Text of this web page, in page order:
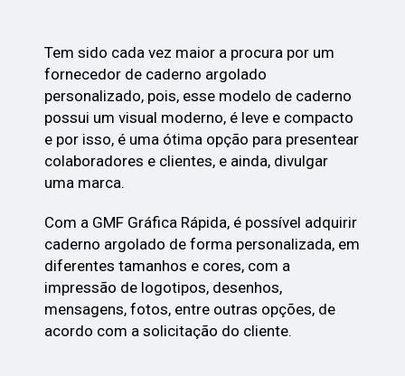
Tem sido cada vez maior a procura por um
fornecedor de caderno argolado
personalizado, pois, esse modelo de caderno
possui um visual moderno, é leve e compacto
e por isso, é uma ótima opção para presentear
colaboradores e clientes, e ainda, divulgar
uma marca.
Com a GMF Gráfica Rápida, é possível adquirir
caderno argolado de forma personalizada, em
diferentes tamanhos e cores, com a
impressão de logotipos, desenhos,
mensagens, fotos, entre outras opções, de
acordo com a solicitação do cliente.